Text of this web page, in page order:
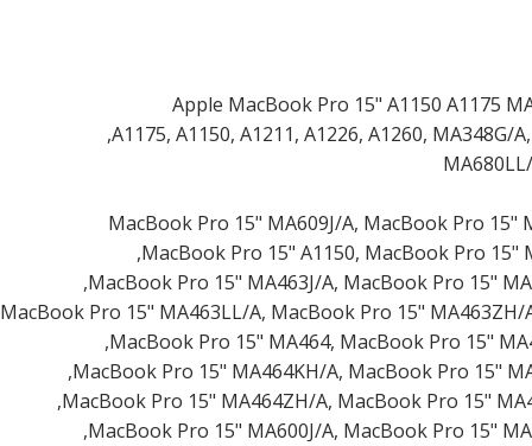
A1175, A1150, A1211, A1226, A1260, MA348G/
MacBook Pro 15" MA609J/A, MacBook Pro 15"
MacBook Pro 15" A1150, MacBook Pro 15"
MacBook Pro 15" MA463J/A, MacBook Pro 15"
MacBook Pro 15" MA463LL/A, MacBook Pro 15"
MacBook Pro 15" MA464, MacBook Pro 15"
MacBook Pro 15" MA464KH/A, MacBook Pro 15"
MacBook Pro 15" MA464ZH/A, MacBook Pro 15"
MacBook Pro 15" MA600J/A, MacBook Pro 15"